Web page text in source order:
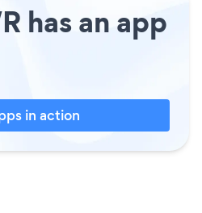
has an app
in action